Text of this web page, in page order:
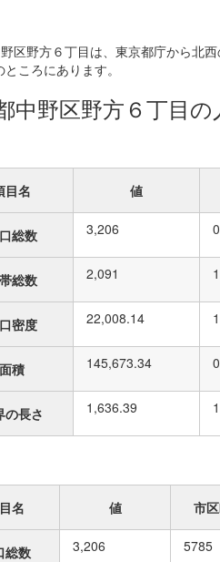
区野方６丁目は、東京都庁から北
ころにあります。
中野区野方６丁目の
目名 値
総数 3,206
総数 2,091
密度 22,008.14
面積 145,673.34
の長さ 1,636.39
名 値 市
総数 3,206 5785